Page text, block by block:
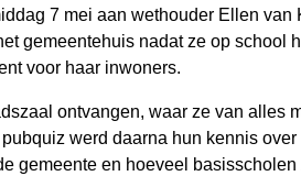
7 mei aan wethouder Ellen van
gemeentehuis nadat ze op school
voor haar inwoners.
ontvangen, waar ze van alles
werd daarna hun kennis over
gemeente en hoeveel basisscholen